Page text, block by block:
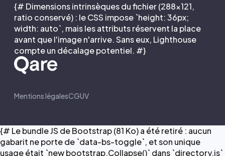
{# Dimensions intrinsèques du fichier (288×121,
ratio conservé) : le CSS impose `height: 36px;
width: auto`, mais les attributs réservent la place
avant que l'image n'arrive. Sans eux, Lighthouse
compte un décalage potentiel. #}
Mentions légalesCGUV
{# Le bundle JS de Bootstrap (81 Ko) a été retiré : aucun
gabarit ne porte de `data-bs-toggle`, et son unique
usage était `new bootstrap.Collapse()` dans `directory.js`